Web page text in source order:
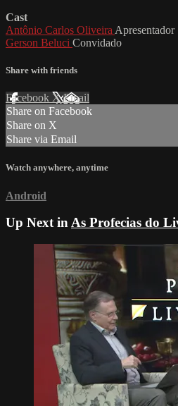
Cast
Antônio Carlos Oliveira Apresentador
Gerson Beluci Convidado
Share with friends
Facebook XEmail
Share on Facebook
Share on X
Share via Email
Watch anywhere, anytime
Android
Up Next inAs Profecias do